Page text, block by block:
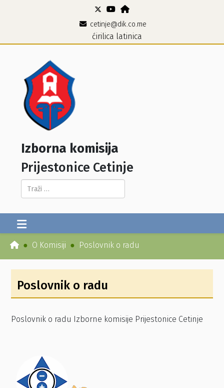
cetinje@dik.co.me
ćirilica latinica
Izborna komisija
Prijestonice Cetinje
Pretraga...
O Komisiji Poslovnik o radu
Poslovnik o radu
Poslovnik o radu Izborne komisije Prijestonice Cetinje